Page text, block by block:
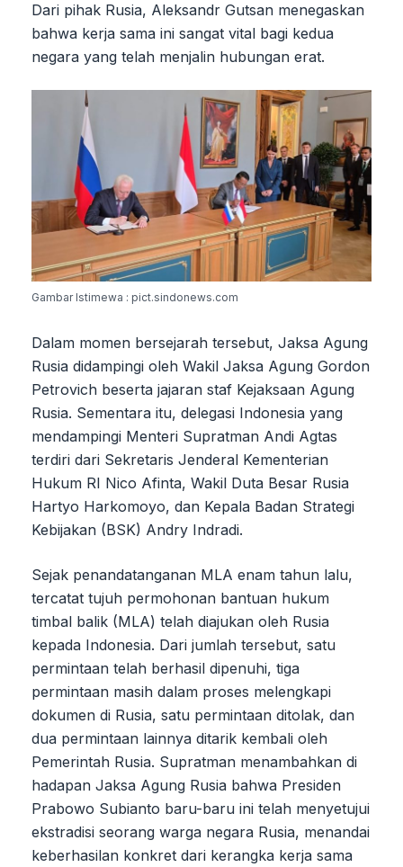
Dari pihak Rusia, Aleksandr Gutsan menegaskan
bahwa kerja sama ini sangat vital bagi kedua
negara yang telah menjalin hubungan erat.
Gambar Istimewa : pict.sindonews.com
Dalam momen bersejarah tersebut, Jaksa Agung
Rusia didampingi oleh Wakil Jaksa Agung Gordon
Petrovich beserta jajaran staf Kejaksaan Agung
Rusia. Sementara itu, delegasi Indonesia yang
mendampingi Menteri Supratman Andi Agtas
terdiri dari Sekretaris Jenderal Kementerian
Hukum RI Nico Afinta, Wakil Duta Besar Rusia
Hartyo Harkomoyo, dan Kepala Badan Strategi
Kebijakan (BSK) Andry Indradi.
Sejak penandatanganan MLA enam tahun lalu,
tercatat tujuh permohonan bantuan hukum
timbal balik (MLA) telah diajukan oleh Rusia
kepada Indonesia. Dari jumlah tersebut, satu
permintaan telah berhasil dipenuhi, tiga
permintaan masih dalam proses melengkapi
dokumen di Rusia, satu permintaan ditolak, dan
dua permintaan lainnya ditarik kembali oleh
Pemerintah Rusia. Supratman menambahkan di
hadapan Jaksa Agung Rusia bahwa Presiden
Prabowo Subianto baru-baru ini telah menyetujui
ekstradisi seorang warga negara Rusia, menandai
keberhasilan konkret dari kerangka kerja sama